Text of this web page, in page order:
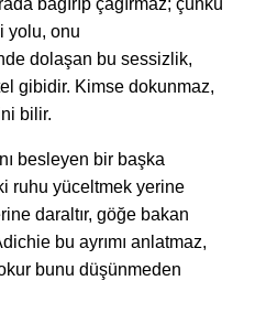
bağırıp çağırmaz; çünkü
yolu, onu
dolaşan bu sessizlik,
gibidir. Kimse dokunmaz,
bilir.
besleyen bir başka
ruhu yüceltmek yerine
daraltır, göğe bakan
bu ayrımı anlatmaz,
bunu düşünmeden